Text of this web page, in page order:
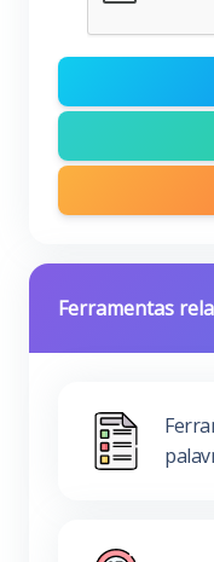
Ferramentas